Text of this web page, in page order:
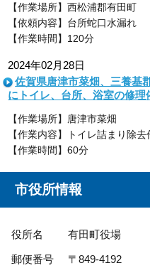
【作業場所】西松浦郡有田町
【依頼内容】台所蛇口水漏れ
【作業時間】120分
2024年02月28日
佐賀県唐津市菜畑、三養基
にトイレ、台所、浴室の修理
【作業場所】唐津市菜畑
【作業内容】トイレ詰まり除去
【作業時間】60分
市役所情報
役所名 有田町役場
郵便番号 〒849-4192